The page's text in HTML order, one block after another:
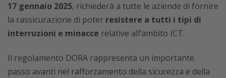
17 gennaio 2025, richiederà a tutte le aziende di fornire
la rassicurazione di poter resistere a tutti i tipi di
interruzioni e minacce relative all’ambito ICT.
Il regolamento DORA rappresenta un importante
passo avanti nel rafforzamento della sicurezza e della